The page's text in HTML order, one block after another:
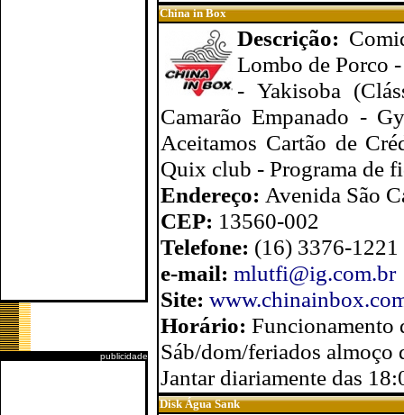
publicidade
China in Box
Descrição:
Lombo de Porco
- Yakisoba
Camarão Empanado -
Aceitamos Cartão de
Quix club - Programa de
Endereço: Avenida São
CEP: 13560-002
Telefone: (16) 3376-1221
e-mail: mlutfi@ig.com.br
Site:
Horário: Funcionamento
Sáb/dom/feriados almoço
Jantar diariamente das
Disk Água Sank